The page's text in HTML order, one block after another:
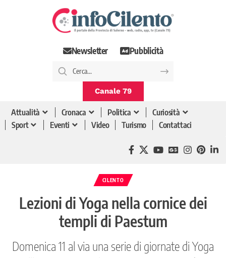
Newsletter Pubblicità
Canale 79
Attualità Cronaca Politica
Curiosità
Sport
Eventi Video Turismo Contattaci
CILENTO
Lezioni di Yoga nella cornice dei
templi di Paestum
Domenica 11 al via una serie di giornate di Yoga